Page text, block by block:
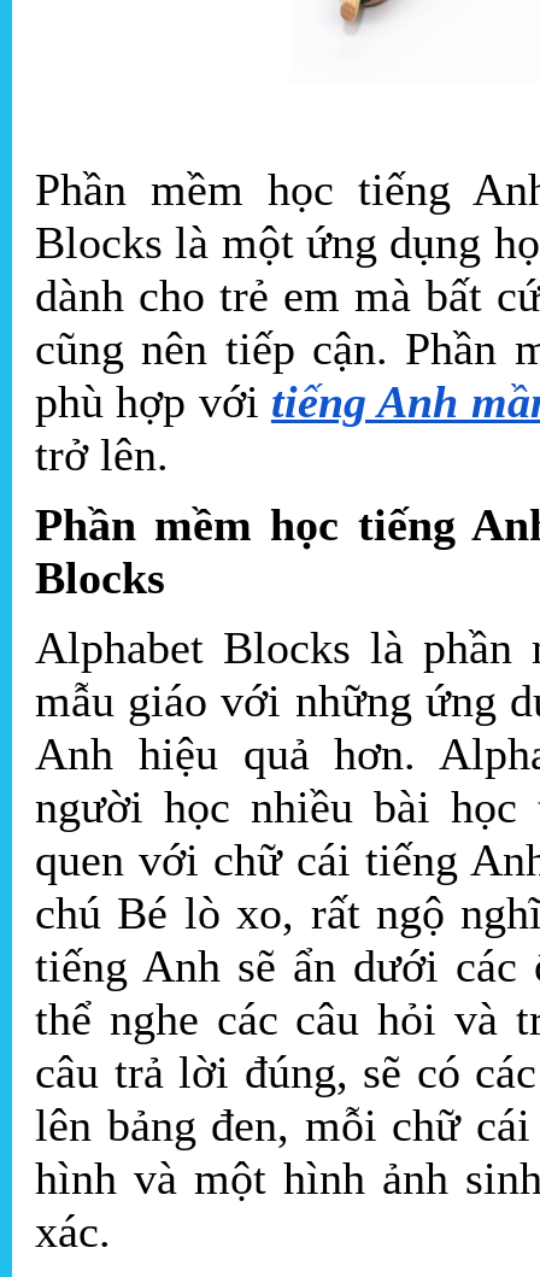
Phần mềm học tiếng
Blocks là một ứng dụng
dành cho trẻ em mà bất
cũng nên tiếp cận. Phần
phù hợp với tiếng Anh
trở lên.
Phần mềm học tiếng
Blocks
Alphabet Blocks là
mẫu giáo với những ứng
Anh hiệu quả hơn.
người học nhiều bài
quen với chữ cái tiếng
chú Bé lò xo, rất ngộ
tiếng Anh sẽ ẩn dưới
thể nghe các câu hỏi
câu trả lời đúng, sẽ có
lên bảng đen, mỗi chữ
hình và một hình ảnh
xác.